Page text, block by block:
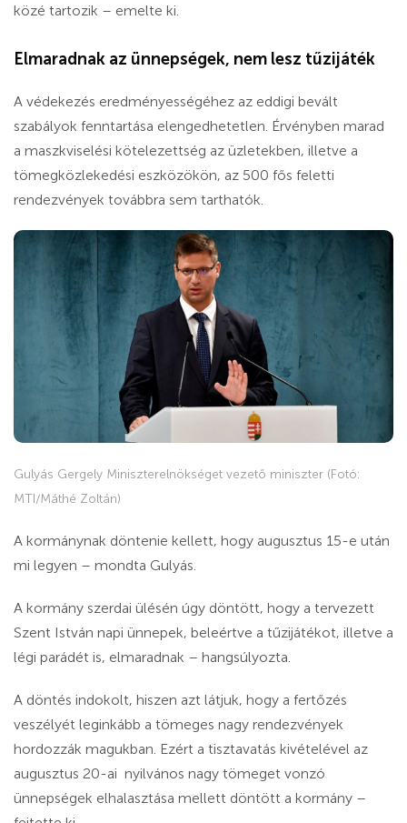
közé tartozik – emelte ki.
Elmaradnak az ünnepségek, nem lesz tűzijáték
A védekezés eredményességéhez az eddigi bevált
szabályok fenntartása elengedhetetlen. Érvényben marad
a maszkviselési kötelezettség az üzletekben, illetve a
tömegközlekedési eszközökön, az 500 fős feletti
rendezvények továbbra sem tarthatók.
Gulyás Gergely Miniszterelnökséget vezető miniszter (Fotó:
MTI/Máthé Zoltán)
A kormánynak döntenie kellett, hogy augusztus 15-e után
mi legyen – mondta Gulyás.
A kormány szerdai ülésén úgy döntött, hogy a tervezett
Szent István napi ünnepek, beleértve a tűzijátékot, illetve a
légi parádét is, elmaradnak – hangsúlyozta.
A döntés indokolt, hiszen azt látjuk, hogy a fertőzés
veszélyét leginkább a tömeges nagy rendezvények
hordozzák magukban. Ezért a tisztavatás kivételével az
augusztus 20-ai nyilvános nagy tömeget vonzó
ünnepségek elhalasztása mellett döntött a kormány –